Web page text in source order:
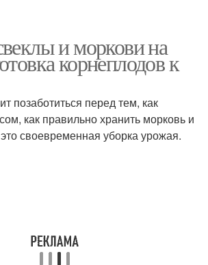
и моркови на
корнеплодов к
позаботиться перед тем, как
как правильно хранить морковь и
своевременная уборка урожая.